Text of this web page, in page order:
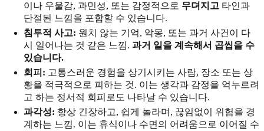
이나 우울감, 과민성, 또는 감정적으로 무뎌지고 타인과
단절된 느낌을 포함할 수 있습니다.
침투적 사고: 원치 않는 기억, 악몽, 또는 과거 사건이 다
시 일어나는 것 같은 느낌. 과거 일을 계속해서 곱씹을 수
있습니다.
회피: 고통스러운 경험을 상기시키는 사람, 장소 또는 상
황을 적극적으로 피하는 것. 이는 생각과 감정을 억누르려
고 하는 정서적 회피로도 나타날 수 있습니다.
과각성: 항상 긴장하고, 쉽게 놀라며, 끊임없이 위험을 경
계하는 느낌. 이는 휴식이나 수면의 어려움으로 이어질 수